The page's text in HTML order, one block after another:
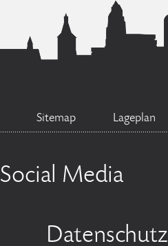
Sitemap Lageplan
Social Media
Datenschutz